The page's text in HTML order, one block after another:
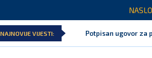
NAJNOVIJE VIJESTI: Potpisan ugovor za